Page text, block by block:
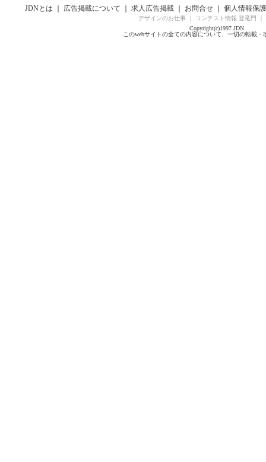
JDNとは 広告掲載について 求人広告掲載｜ お問合せ｜ 個人情報保
デザインのお仕事｜ コンテスト情報 登竜門
Copyright(c)1997 JDN
このwebサイトの全ての内容について、一切の転載・